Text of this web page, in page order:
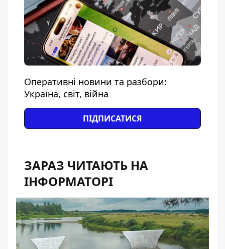
Оперативні новини та разбори:
Україна, світ, війна
ПІДПИСАТИСЯ
ЗАРАЗ ЧИТАЮТЬ НА
ІНФОРМАТОРІ